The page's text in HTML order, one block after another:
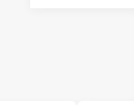
увеличивает размер